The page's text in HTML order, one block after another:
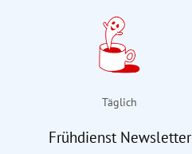
Täglich
Frühdienst Newsletter